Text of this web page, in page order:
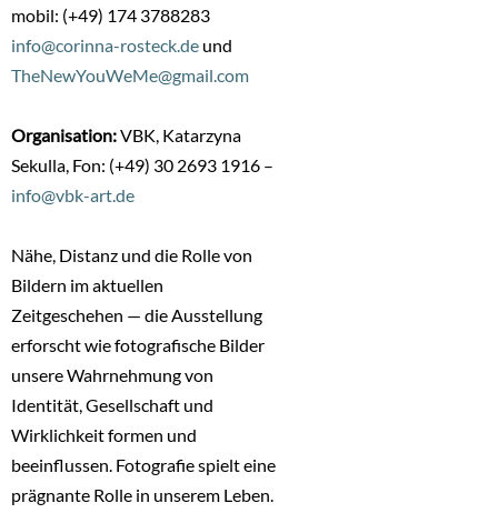
mobil: (+49) 174 3788283
info@corinna-rosteck.de und
TheNewYouWeMe@gmail.com
Organisation:VBK, Katarzyna
Sekulla, Fon: (+49) 30 2693 1916 –
info@vbk-art.de
Nähe, Distanz und die Rolle von
Bildern im aktuellen
Zeitgeschehen — die Ausstellung
erforscht wie fotografische Bilder
unsere Wahrnehmung von
Identität, Gesellschaft und
Wirklichkeit formen und
beeinflussen. Fotografie spielt eine
prägnante Rolle in unserem Leben.